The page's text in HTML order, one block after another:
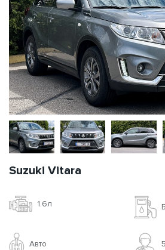
Suzuki Vitara
1.6л
Авто